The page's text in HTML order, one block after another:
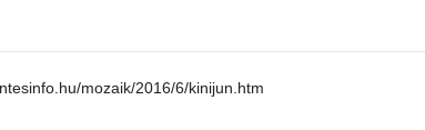
mozaik/2016/6/kinijun.htm